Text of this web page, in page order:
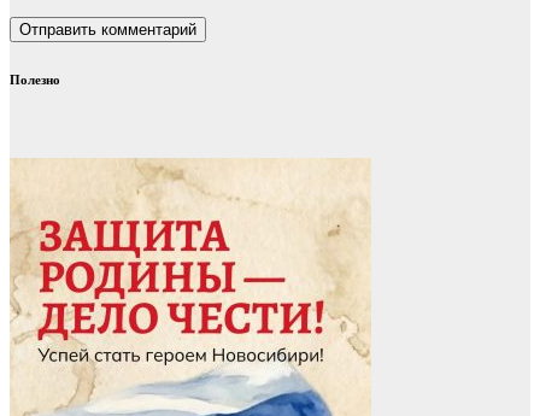
Полезно